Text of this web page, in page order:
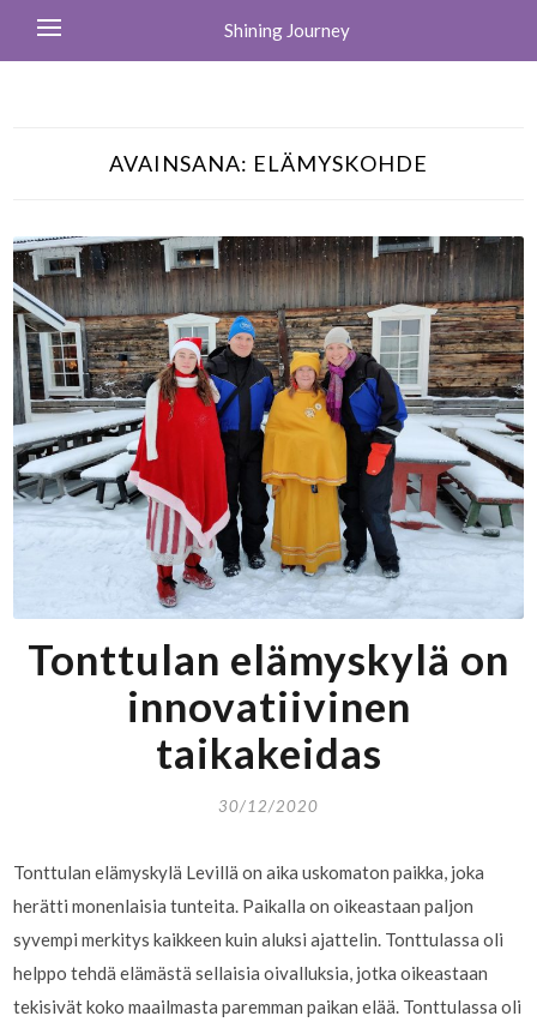
Shining Journey
AVAINSANA: ELÄMYSKOHDE
Tonttulan elämyskylä on
innovatiivinen
taikakeidas
30/12/2020
Tonttulan elämyskylä Levillä on aika uskomaton paikka, joka
herätti monenlaisia tunteita. Paikalla on oikeastaan paljon
syvempi merkitys kaikkeen kuin aluksi ajattelin. Tonttulassa oli
helppo tehdä elämästä sellaisia oivalluksia, jotka oikeastaan
tekisivät koko maailmasta paremman paikan elää. Tonttulassa oli